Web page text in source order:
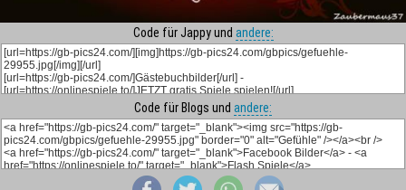
Code für Jappy und andere:
Code für Blogs und andere: